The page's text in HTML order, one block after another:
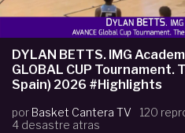
DYLAN BETTS. IMG
GLOBAL CUP Tournament.
Spain) 2026 #Highlights
por Basket Cantera TV
120
4 desastre atras